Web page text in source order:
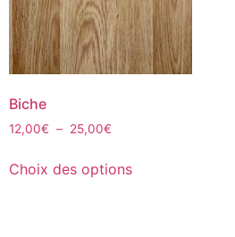
Biche
12,00€ – 25,00€
Choix des options